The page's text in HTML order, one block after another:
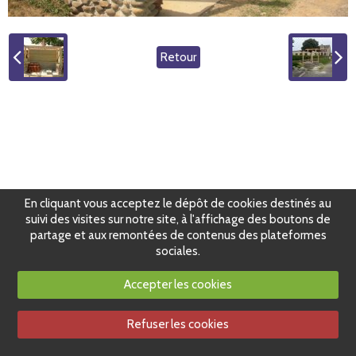
Retour
En cliquant vous acceptez le dépôt de cookies destinés au
suivi des visites sur notre site, à l'affichage des boutons de
partage et aux remontées de contenus des plateformes
sociales.
Accepter les cookies
Refuser les cookies